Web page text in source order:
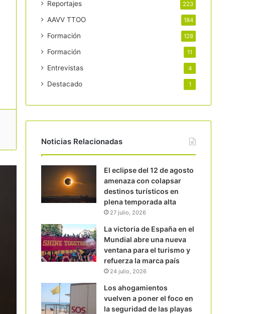
Reportajes 223
AAVV TTOO 184
Formación 128
Formación 11
Entrevistas 4
Destacado 1
Noticias Relacionadas
El eclipse del 12 de agosto
amenaza con colapsar
destinos turísticos en
plena temporada alta
27 julio, 2026
La victoria de España en el
Mundial abre una nueva
ventana para el turismo y
refuerza la marca país
24 julio, 2026
Los ahogamientos
vuelven a poner el foco en
la seguridad de las playas